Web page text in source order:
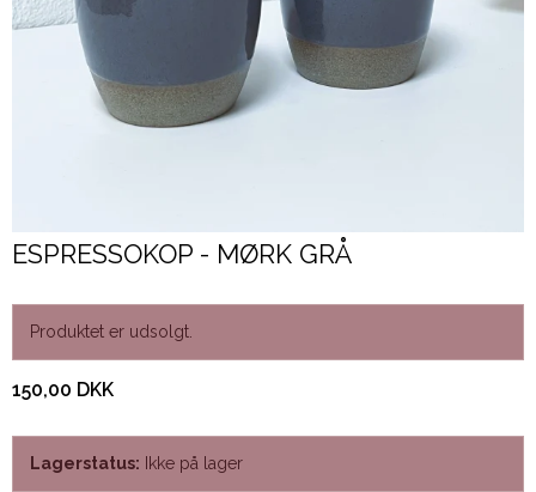
ESPRESSOKOP - MØRK GRÅ
Produktet er udsolgt.
150,00 DKK
Lagerstatus: Ikke på lager